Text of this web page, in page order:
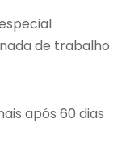
de trabalho
após 60 dias